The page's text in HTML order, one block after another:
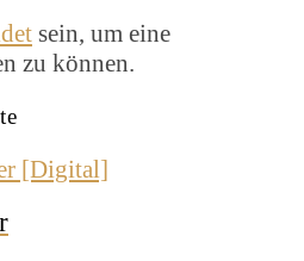
sein, um eine
zu können.